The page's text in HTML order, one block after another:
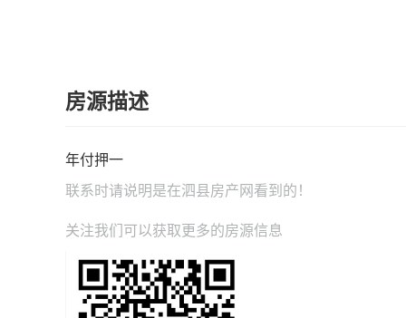
房源描述
年付押一
联系时请说明是在泗县房产网 看到的！
关注我们可以获取更多的房源信息